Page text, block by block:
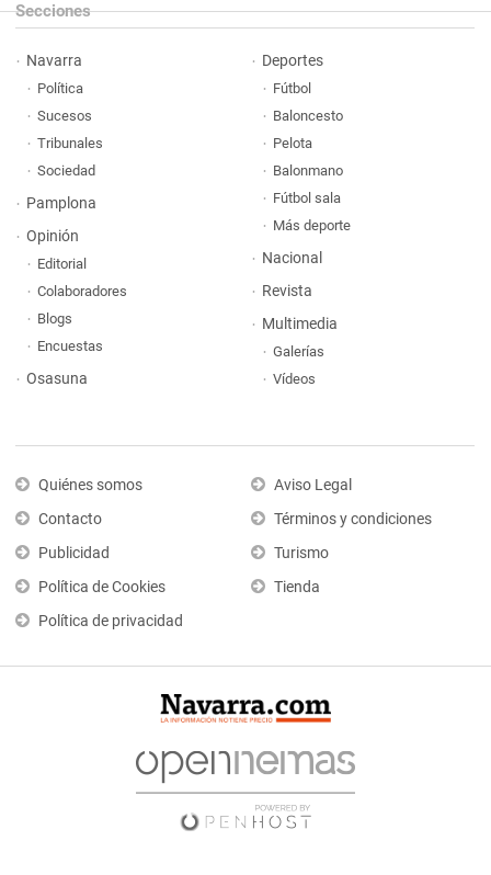
Secciones
Navarra
Política
Sucesos
Tribunales
Sociedad
Pamplona
Opinión
Editorial
Colaboradores
Blogs
Encuestas
Osasuna
Deportes
Fútbol
Baloncesto
Pelota
Balonmano
Fútbol sala
Más deporte
Nacional
Revista
Multimedia
Galerías
Vídeos
Quiénes somos
Contacto
Publicidad
Política de Cookies
Política de privacidad
Aviso Legal
Términos y condiciones
Turismo
Tienda